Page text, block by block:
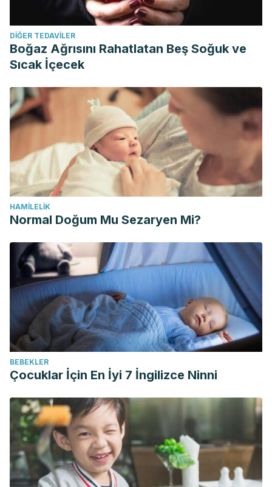
DIĞER TEDAVILER
Boğaz Ağrısını Rahatlatan Beş Soğuk ve
Sıcak İçecek
HAMILELIK
Normal Doğum Mu Sezaryen Mi?
BEBEKLER
Çocuklar İçin En İyi 7 İngilizce Ninni